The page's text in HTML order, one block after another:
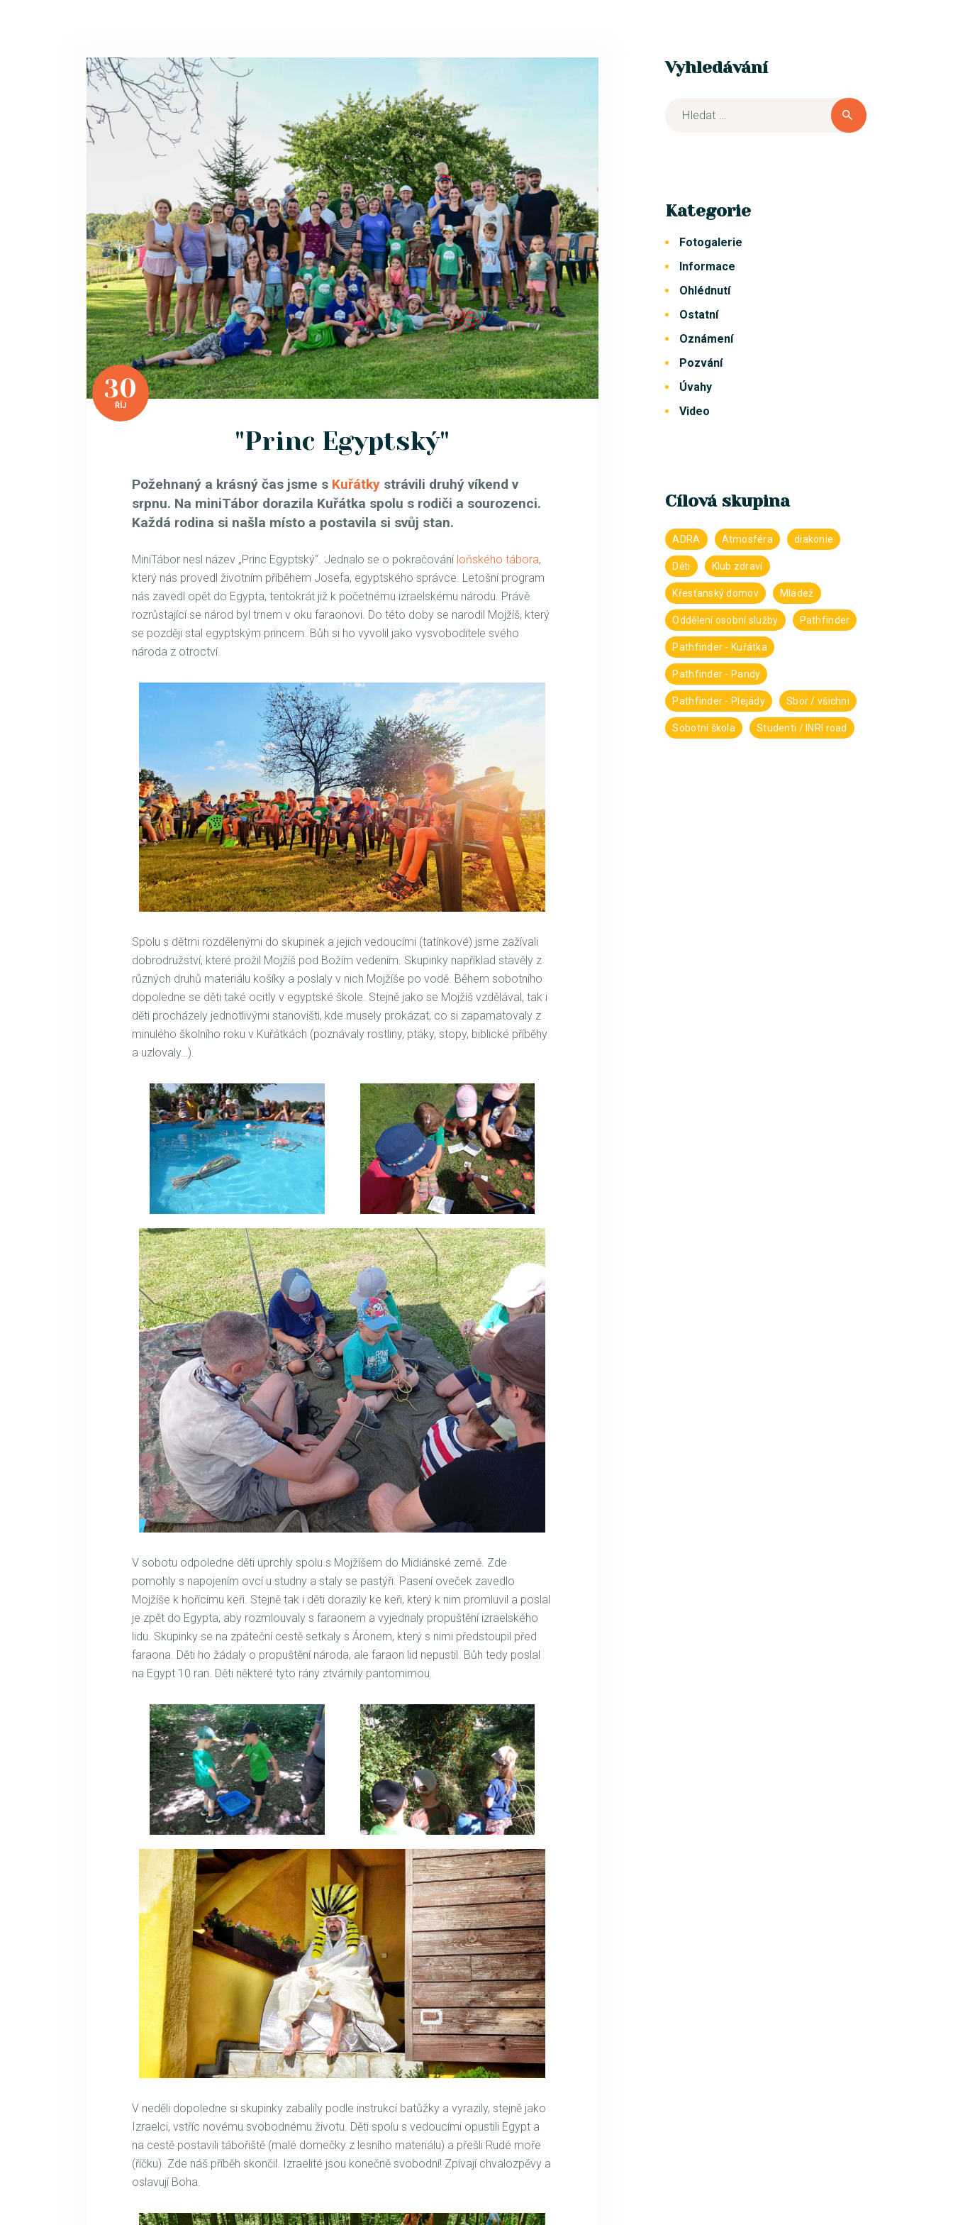
EN/UA
30
ŘÍJ
"Princ Egyptský"
Požehnaný a krásný čas jsme s Kuřátky strávili druhý víkend v
srpnu. Na miniTábor dorazila Kuřátka spolu s rodiči a sourozenci.
Každá rodina si našla místo a postavila si svůj stan.
MiniTábor nesl název „Princ Egyptský“. Jednalo se o pokračování loňského tábora,
který nás provedl životním příběhem Josefa, egyptského správce. Letošní program
nás zavedl opět do Egypta, tentokrát již k početnému izraelskému národu. Právě
rozrůstající se národ byl trnem v oku faraonovi. Do této doby se narodil Mojžíš, který
se později stal egyptským princem. Bůh si ho vyvolil jako vysvoboditele svého
národa z otroctví.
Spolu s dětmi rozdělenými do skupinek a jejich vedoucími (tatínkové) jsme zažívali
dobrodružství, které prožil Mojžíš pod Božím vedením. Skupinky například stavěly z
různých druhů materiálu košíky a poslaly v nich Mojžíše po vodě. Během sobotního
dopoledne se děti také ocitly v egyptské škole. Stejně jako se Mojžíš vzdělával, tak i
děti procházely jednotlivými stanovišti, kde musely prokázat, co si zapamatovaly z
minulého školního roku v Kuřátkách (poznávaly rostliny, ptáky, stopy, biblické příběhy
a uzlovaly…).
V sobotu odpoledne děti uprchly spolu s Mojžíšem do Midiánské země. Zde
pomohly s napojením ovcí u studny a staly se pastýři. Pasení oveček zavedlo
Mojžíše k hořícímu keři. Stejně tak i děti dorazily ke keři, který k nim promluvil a poslal
je zpět do Egypta, aby rozmlouvaly s faraonem a vyjednaly propuštění izraelského
lidu. Skupinky se na zpáteční cestě setkaly s Áronem, který s nimi předstoupil před
faraona. Děti ho žádaly o propuštění národa, ale faraon lid nepustil. Bůh tedy poslal
na Egypt 10 ran. Děti některé tyto rány ztvárnily pantomimou.
V neděli dopoledne si skupinky zabalily podle instrukcí batůžky a vyrazily, stejně jako
Izraelci, vstříc novému svobodnému životu. Děti spolu s vedoucími opustili Egypt a
na cestě postavili tábořiště (malé domečky z lesního materiálu) a přešli Rudé moře
(říčku). Zde náš příběh skončil. Izraelité jsou konečně svobodní! Zpívají chvalozpěvy a
oslavují Boha.
Vyhledávání
Kategorie
Fotogalerie
Informace
Ohlédnutí
Ostatní
Oznámení
Pozvání
Úvahy
Video
Cílová skupina
ADRA Atmosféra diakonie
Děti Klub zdraví
Křesťanský domov Mládež
Oddělení osobní služby Pathfinder
Pathfinder - Kuřátka
Pathfinder - Pandy
Pathfinder - Plejády Sbor / všichni
Sobotní škola Studenti / INRI road